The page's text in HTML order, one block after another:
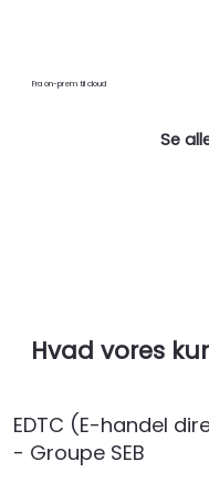
Fra on-prem til cloud
Se
Hvad vores
EDTC (E-handel
- Groupe SEB